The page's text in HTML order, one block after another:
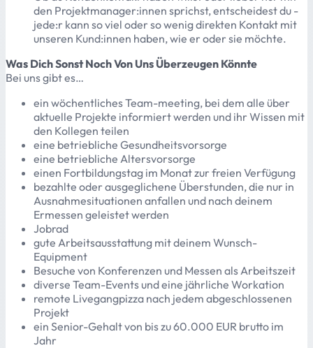
den Projektmanager:innen sprichst, entscheidest du -
jede:r kann so viel oder so wenig direkten Kontakt mit
unseren Kund:innen haben, wie er oder sie möchte.
Was Dich Sonst Noch Von Uns Überzeugen Könnte
Bei uns gibt es…
ein wöchentliches Team-meeting, bei dem alle über
aktuelle Projekte informiert werden und ihr Wissen mit
den Kollegen teilen
eine betriebliche Gesundheitsvorsorge
eine betriebliche Altersvorsorge
einen Fortbildungstag im Monat zur freien Verfügung
bezahlte oder ausgeglichene Überstunden, die nur in
Ausnahmesituationen anfallen und nach deinem
Ermessen geleistet werden
Jobrad
gute Arbeitsausstattung mit deinem Wunsch-
Equipment
Besuche von Konferenzen und Messen als Arbeitszeit
diverse Team-Events und eine jährliche Workation
remote Livegangpizza nach jedem abgeschlossenen
Projekt
ein Senior-Gehalt von bis zu 60.000 EUR brutto im
Jahr